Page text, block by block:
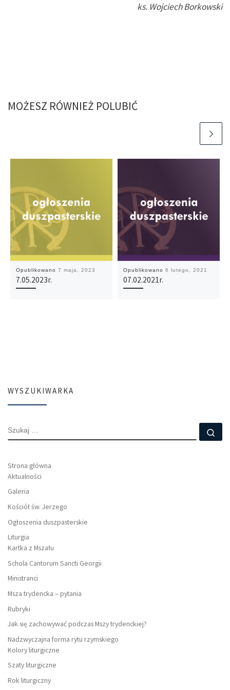
ks. Wojciech Borkowski
MOŻESZ RÓWNIEŻ POLUBIĆ
Opublikowano7 maja, 2023
7.05.2023r.
Opublikowano6 lutego, 2021
07.02.2021r.
WYSZUKIWARKA
SZUKAJ
Strona główna
Aktualności
Galeria
Kościół św. Jerzego
Ogłoszenia duszpasterskie
Liturgia
Kartka z Mszału
Schola Cantorum Sancti Georgii
Ministranci
Msza trydencka – pytania
Rubryki
Jak się zachowywać podczas Mszy trydenckiej?
Nadzwyczajna forma rytu rzymskiego
Kolory liturgiczne
Szaty liturgiczne
Rok liturgiczny